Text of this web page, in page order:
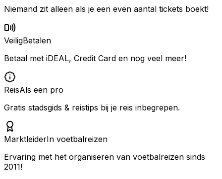
Niemand zit alleen als je een even aantal tickets boekt!
VeiligBetalen
Betaal met iDEAL, Credit Card en nog veel meer!
ReisAls een pro
Gratis stadsgids & reistips bij je reis inbegrepen.
MarktleiderIn voetbalreizen
Ervaring met het organiseren van voetbalreizen sinds
2011!